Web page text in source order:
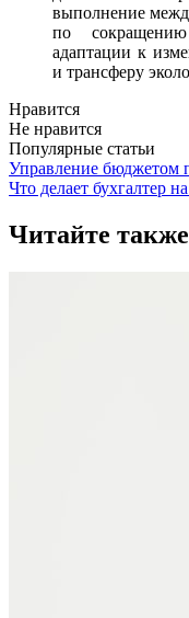
выполнение
по
адаптации к
и трансферу
Нравится
Не нравится
Популярные статьи
Управление бюджетом
Что делает бухгалтер
Читайте